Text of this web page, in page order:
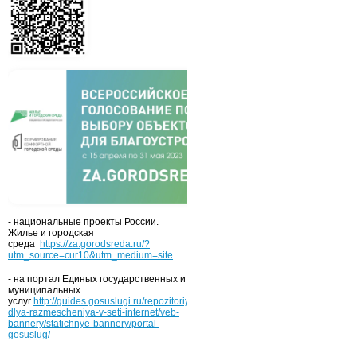
- национальные проекты России.
Жилье и городская
среда https://za.gorodsreda.ru/?
utm_source=cur10&utm_medium=site
- на портал Единых государственных и
муниципальных
услуг http://guides.gosuslugi.ru/repozitoriy/materialy-
dlya-razmescheniya-v-seti-internet/veb-
bannery/statichnye-bannery/portal-
gosuslug/